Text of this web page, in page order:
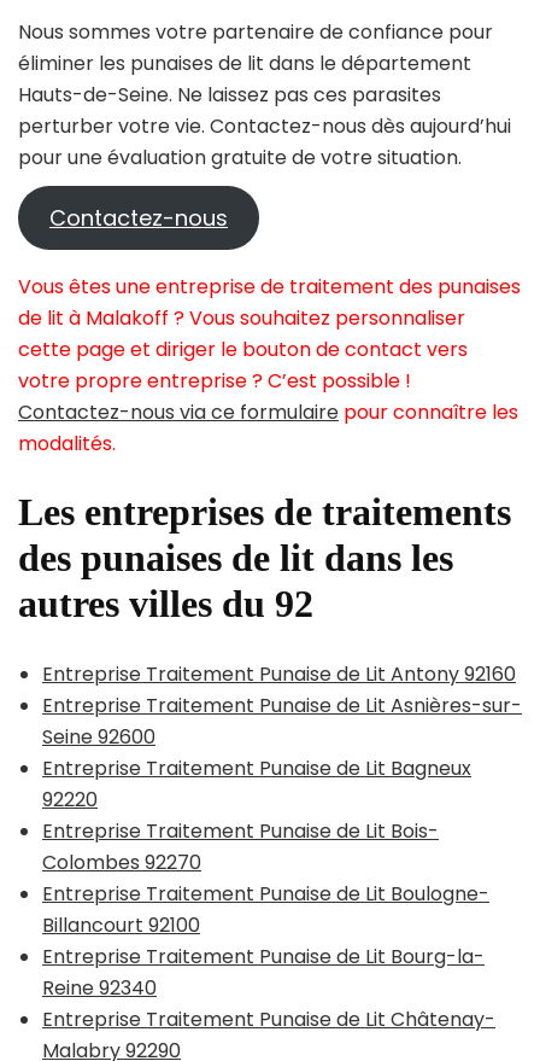
Nous sommes votre partenaire de confiance pour
éliminer les punaises de lit dans le département
Hauts-de-Seine. Ne laissez pas ces parasites
perturber votre vie. Contactez-nous dès aujourd’hui
pour une évaluation gratuite de votre situation.
Contactez-nous
Vous êtes une entreprise de traitement des punaises
de lit à Malakoff ? Vous souhaitez personnaliser
cette page et diriger le bouton de contact vers
votre propre entreprise ? C’est possible !
Contactez-nous via ce formulaire pour connaître les
modalités.
Les entreprises de traitements
des punaises de lit dans les
autres villes du 92
Entreprise Traitement Punaise de Lit Antony 92160
Entreprise Traitement Punaise de Lit Asnières-sur-
Seine 92600
Entreprise Traitement Punaise de Lit Bagneux
92220
Entreprise Traitement Punaise de Lit Bois-
Colombes 92270
Entreprise Traitement Punaise de Lit Boulogne-
Billancourt 92100
Entreprise Traitement Punaise de Lit Bourg-la-
Reine 92340
Entreprise Traitement Punaise de Lit Châtenay-
Malabry 92290